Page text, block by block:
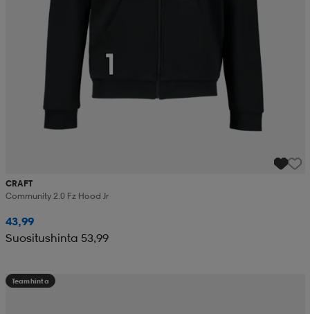
CRAFT
Community 2.0 Fz Hood Jr
43,99
Suositushinta 53,99
Teamhinta